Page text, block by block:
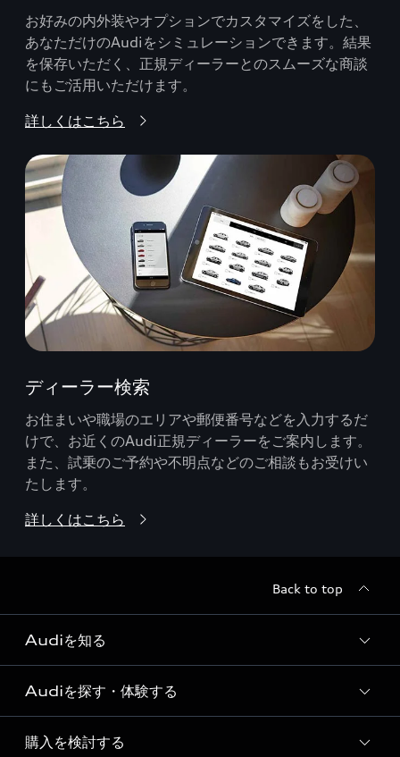
お好みの内外装やオプションでカスタマイズをした、
あなただけのAudiをシミュレーションできます。結果
を保存いただく、正規ディーラーとのスムーズな商談
にもご活用いただけます。
詳しくはこちら
ディーラー検索
お住まいや職場のエリアや郵便番号などを入力するだ
けで、お近くのAudi正規ディーラーをご案内します。
また、試乗のご予約や不明点などのご相談もお受けい
たします。
詳しくはこちら
Back to top
Audiを知る
Audi ブランド
Story of Progress
Audiを探す・体験する
ディーラー検索
購入を検討する